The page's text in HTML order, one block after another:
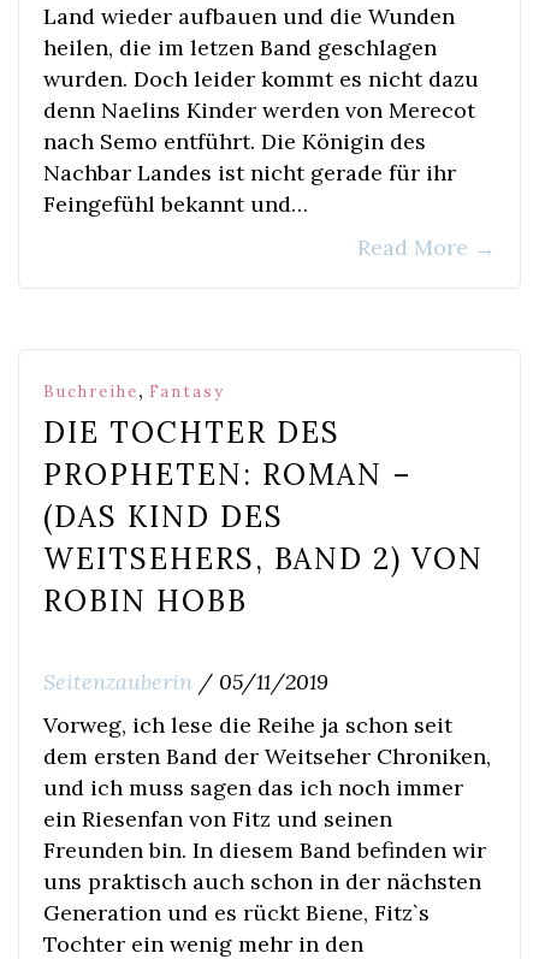
Land wieder aufbauen und die Wunden
heilen, die im letzen Band geschlagen
wurden. Doch leider kommt es nicht dazu
denn Naelins Kinder werden von Merecot
nach Semo entführt. Die Königin des
Nachbar Landes ist nicht gerade für ihr
Feingefühl bekannt und…
Read More →
Buchreihe, Fantasy
DIE TOCHTER DES
PROPHETEN: ROMAN –
(DAS KIND DES
WEITSEHERS, BAND 2) VON
ROBIN HOBB
Seitenzauberin / 05/11/2019
Vorweg, ich lese die Reihe ja schon seit
dem ersten Band der Weitseher Chroniken,
und ich muss sagen das ich noch immer
ein Riesenfan von Fitz und seinen
Freunden bin. In diesem Band befinden wir
uns praktisch auch schon in der nächsten
Generation und es rückt Biene, Fitz`s
Tochter ein wenig mehr in den